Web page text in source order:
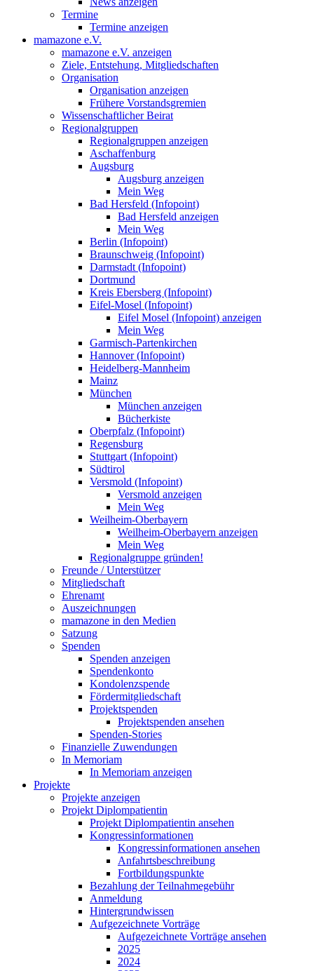
Termine
Termine anzeigen
mamazone e.V.
mamazone e.V. anzeigen
Ziele, Entstehung, Mitgliedschaften
Organisation
Organisation anzeigen
Frühere Vorstandsgremien
Wissenschaftlicher Beirat
Regionalgruppen
Regionalgruppen anzeigen
Aschaffenburg
Augsburg
Augsburg anzeigen
Mein Weg
Bad Hersfeld (Infopoint)
Bad Hersfeld anzeigen
Mein Weg
Berlin (Infopoint)
Braunschweig (Infopoint)
Darmstadt (Infopoint)
Dortmund
Kreis Ebersberg (Infopoint)
Eifel-Mosel (Infopoint)
Eifel Mosel (Infopoint) anzeigen
Mein Weg
Garmisch-Partenkirchen
Hannover (Infopoint)
Heidelberg-Mannheim
Mainz
München
München anzeigen
Bücherkiste
Oberpfalz (Infopoint)
Regensburg
Stuttgart (Infopoint)
Südtirol
Versmold (Infopoint)
Versmold anzeigen
Mein Weg
Weilheim-Oberbayern
Weilheim-Oberbayern anzeigen
Mein Weg
Regionalgruppe gründen!
Freunde / Unterstützer
Mitgliedschaft
Ehrenamt
Auszeichnungen
mamazone in den Medien
Satzung
Spenden
Spenden anzeigen
Spendenkonto
Kondolenzspende
Fördermitgliedschaft
Projektspenden
Projektspenden ansehen
Spenden-Stories
Finanzielle Zuwendungen
In Memoriam
In Memoriam anzeigen
Projekte
Projekte anzeigen
Projekt Diplompatientin
Projekt Diplompatientin ansehen
Kongressinformationen
Kongressinformationen ansehen
Anfahrtsbeschreibung
Fortbildungspunkte
Bezahlung der Teilnahmegebühr
Anmeldung
Hintergrundwissen
Aufgezeichnete Vorträge
Aufgezeichnete Vorträge ansehen
2025
2024